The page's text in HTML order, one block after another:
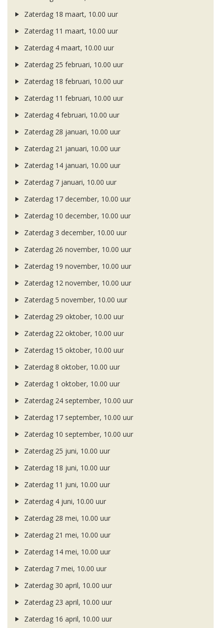
Zaterdag 18 maart, 10.00 uur
Zaterdag 11 maart, 10.00 uur
Zaterdag 4 maart, 10.00 uur
Zaterdag 25 februari, 10.00 uur
Zaterdag 18 februari, 10.00 uur
Zaterdag 11 februari, 10.00 uur
Zaterdag 4 februari, 10.00 uur
Zaterdag 28 januari, 10.00 uur
Zaterdag 21 januari, 10.00 uur
Zaterdag 14 januari, 10.00 uur
Zaterdag 7 januari, 10.00 uur
Zaterdag 17 december, 10.00 uur
Zaterdag 10 december, 10.00 uur
Zaterdag 3 december, 10.00 uur
Zaterdag 26 november, 10.00 uur
Zaterdag 19 november, 10.00 uur
Zaterdag 12 november, 10.00 uur
Zaterdag 5 november, 10.00 uur
Zaterdag 29 oktober, 10.00 uur
Zaterdag 22 oktober, 10.00 uur
Zaterdag 15 oktober, 10.00 uur
Zaterdag 8 oktober, 10.00 uur
Zaterdag 1 oktober, 10.00 uur
Zaterdag 24 september, 10.00 uur
Zaterdag 17 september, 10.00 uur
Zaterdag 10 september, 10.00 uur
Zaterdag 25 juni, 10.00 uur
Zaterdag 18 juni, 10.00 uur
Zaterdag 11 juni, 10.00 uur
Zaterdag 4 juni, 10.00 uur
Zaterdag 28 mei, 10.00 uur
Zaterdag 21 mei, 10.00 uur
Zaterdag 14 mei, 10.00 uur
Zaterdag 7 mei, 10.00 uur
Zaterdag 30 april, 10.00 uur
Zaterdag 23 april, 10.00 uur
Zaterdag 16 april, 10.00 uur